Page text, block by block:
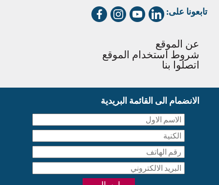
تابعونا على:
عن الموقع
شروط استخدام الموقع
اتصلوا بنا
الانضمام الى القائمة البريدية